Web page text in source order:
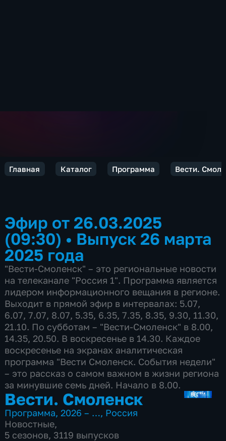
Главная Каталог Программа Вести.
Эфир от 26.03.2025
(09:30) • Выпуск 26 марта
2025 года
"Вести-Смоленск" – это региональные новости
на телеканале "Россия 1". Программа является
лидером информационного вещания в регионе.
Выходит в прямой эфир в интервалах: 5.07,
6.07, 7.07, 8.07, 5.35, 6.35, 7.35, 8.35, 9.30, 11.30,
21.10. По субботам – "Вести-Смоленск" в 8.00,
14.35, 20.50. В воскресенье в 14.30. Каждое
воскресенье на экранах аналитическая
программа "Вести Смоленск. События недели"
– это рассказ о самом важном в жизни региона
за минувшие семь дней. Начало в 8.00.
Вести. Смоленск
Программа,2026 – …, Россия
Новостные,
5 сезонов, 3119 выпусков